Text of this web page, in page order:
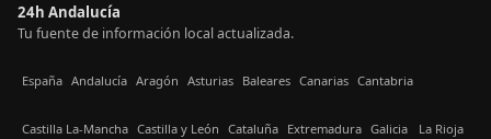
24h Andalucía
Tu fuente de información local actualizada.
España Andalucía Aragón Asturias Baleares Canarias Cantabria
Castilla La-Mancha Castilla y León Cataluña Extremadura Galicia La Rioja